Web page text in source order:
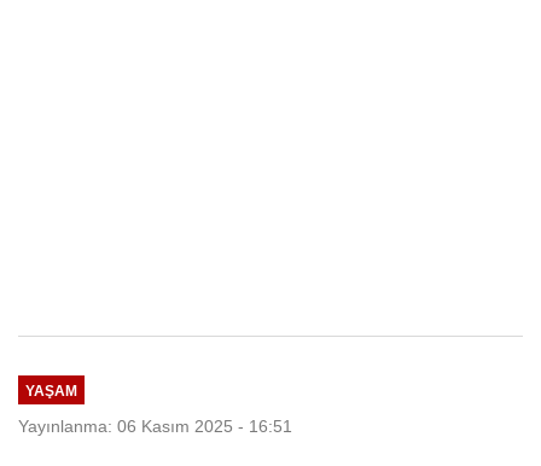
YAŞAM
Yayınlanma: 06 Kasım 2025 - 16:51